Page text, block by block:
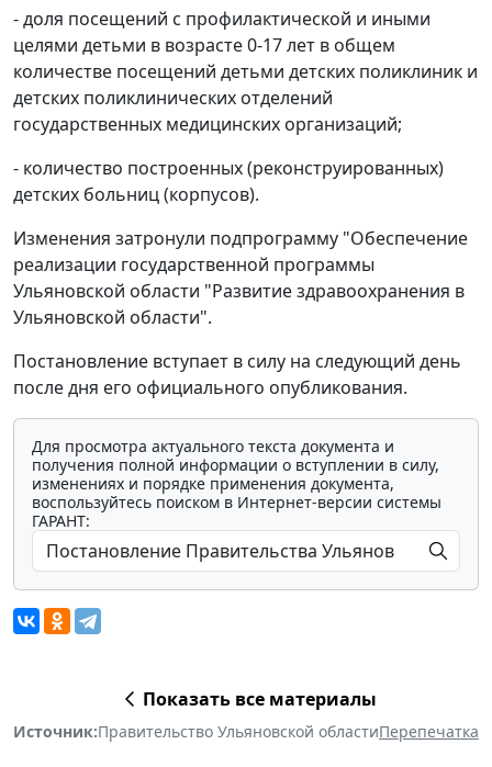
- доля посещений с профилактической и иными
целями детьми в возрасте 0-17 лет в общем
количестве посещений детьми детских поликлиник и
детских поликлинических отделений
государственных медицинских организаций;
- количество построенных (реконструированных)
детских больниц (корпусов).
Изменения затронули подпрограмму "Обеспечение
реализации государственной программы
Ульяновской области "Развитие здравоохранения в
Ульяновской области".
Постановление вступает в силу на следующий день
после дня его официального опубликования.
Для просмотра актуального текста документа и
получения полной информации о вступлении в силу,
изменениях и порядке применения документа,
воспользуйтесь поиском в Интернет-версии системы
ГАРАНТ:
Показать все материалы
Источник:Правительство Ульяновской областиПерепечатка